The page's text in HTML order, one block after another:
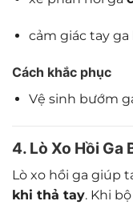
cảm giác tay ga
Cách khắc phục
Vệ sinh bướm
4. Lò Xo Hồi Ga
Lò xo hồi ga giúp
khi thả tay. Khi